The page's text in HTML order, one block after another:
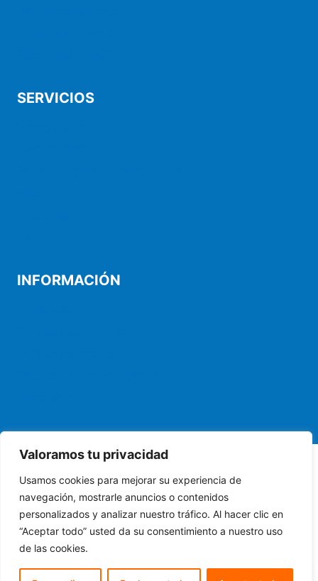
Valoramos tu privacidad
Usamos cookies para mejorar su experiencia de
navegación, mostrarle anuncios o contenidos
personalizados y analizar nuestro tráfico. Al hacer clic en
“Aceptar todo” usted da su consentimiento a nuestro uso
de las cookies.
SERVICIOS
INFORMACIÓN
© 2026 Tienda Pujolclima. Venta de productos de
climatización y electrodomesticos